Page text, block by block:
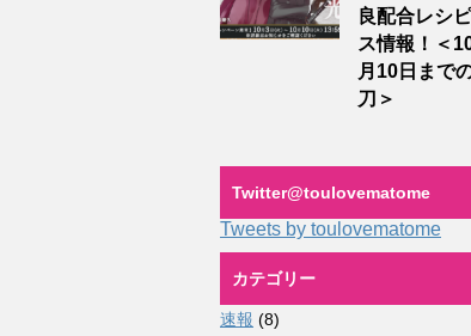
良配合レシ
ス情報！＜
月10日まで
刀＞
Twitter‎@toulovematome
Tweets by toulovematome
カテゴリー
速報 (8)